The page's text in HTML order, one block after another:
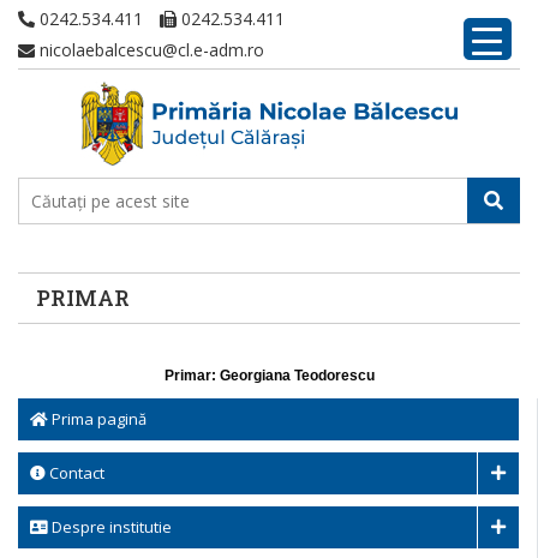
0242.534.411
0242.534.411
nicolaebalcescu@cl.e-adm.ro
PRIMAR
Prima pagină
Contact
Despre institutie
Primar: Georgiana Teodorescu